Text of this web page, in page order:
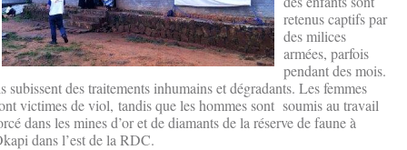
retenus captifs par
des milices
armées, parfois
pendant des mois.
subissent des traitements inhumains et dégradants. Les femmes
victimes de viol, tandis que les hommes sont soumis au travail
dans les mines d’or et de diamants de la réserve de faune à
dans l’est de la RDC.